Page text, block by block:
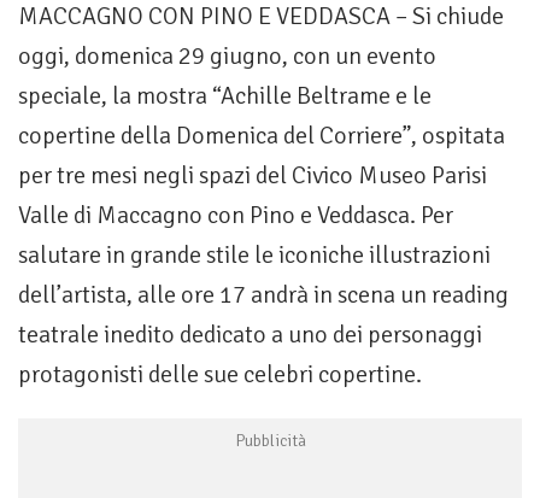
MACCAGNO CON PINO E VEDDASCA – Si chiude
oggi, domenica 29 giugno, con un evento
speciale, la mostra “Achille Beltrame e le
copertine della Domenica del Corriere”, ospitata
per tre mesi negli spazi del Civico Museo Parisi
Valle di Maccagno con Pino e Veddasca. Per
salutare in grande stile le iconiche illustrazioni
dell’artista, alle ore 17 andrà in scena un reading
teatrale inedito dedicato a uno dei personaggi
protagonisti delle sue celebri copertine.